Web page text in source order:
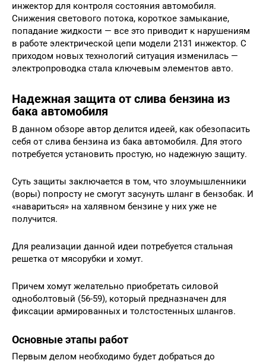
инжектор для контроля состояния автомобиля.
Снижения светового потока, короткое замыкание,
попадание жидкости — все это приводит к нарушениям
в работе электрической цепи модели 2131 инжектор. С
приходом новых технологий ситуация изменилась —
электропроводка стала ключевым элементов авто.
Надежная защита от слива бензина из
бака автомобиля
В данном обзоре автор делится идеей, как обезопасить
себя от слива бензина из бака автомобиля. Для этого
потребуется установить простую, но надежную защиту.
Суть защиты заключается в том, что злоумышленники
(воры) попросту не смогут засунуть шланг в бензобак. И
«навариться» на халявном бензине у них уже не
получится.
Для реализации данной идеи потребуется стальная
решетка от мясорубки и хомут.
Причем хомут желательно приобретать силовой
одноболтовый (56-59), который предназначен для
фиксации армированных и толстостенных шлангов.
Основные этапы работ
Первым делом необходимо будет добраться до